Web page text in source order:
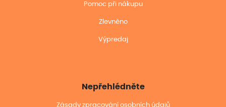
Pomoc při nákupu
Zlevněno
Výpredaj
Nepřehlédněte
Zásady zpracování osobních údajů